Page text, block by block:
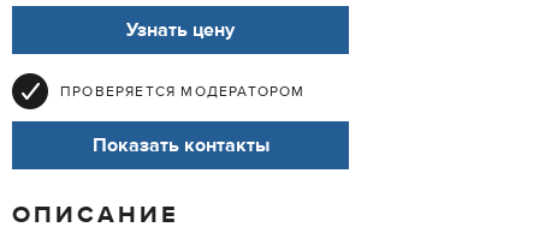
Узнать цену
ПРОВЕРЯЕТСЯ МОДЕРАТОРОМ
Показать контакты
ОПИСАНИЕ